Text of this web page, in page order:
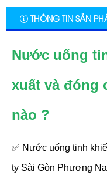
THÔNG TIN SẢN
Nước uống
xuất và đóng
nào ?
✅ Nước uống tinh
ty Sài Gòn Phương